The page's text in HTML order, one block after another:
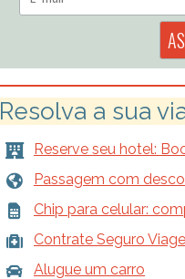
Resolva a sua
Reserve seu hotel:
Passagem com
Chip para celular:
Contrate Seguro
Alugue um carro